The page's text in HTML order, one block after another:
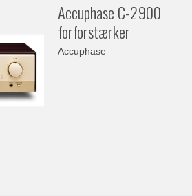
Accuphase C-2900
forforstærker
Accuphase